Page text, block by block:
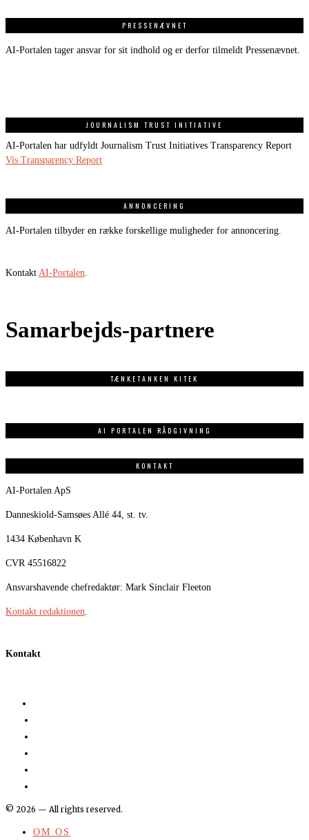
PRESSENÆVNET
AI-Portalen tager ansvar for sit indhold og er derfor tilmeldt Pressenævnet.
JOURNALISM TRUST INITIATIVE
AI-Portalen har udfyldt Journalism Trust Initiatives Transparency Report
Vis Transparency Report
ANNONCERING
AI-Portalen tilbyder en række forskellige muligheder for annoncering.
Kontakt AI-Portalen
Samarbejds-partnere
TÆNKETANKEN KITEK
AI PORTALEN RÅDGIVNING
KONTAKT
AI-Portalen ApS
Danneskiold-Samsøes Allé 44, st. tv.
1434 København K
CVR 45516822
Ansvarshavende chefredaktør: Mark Sinclair Fleeton
Kontakt redaktionen
Kontakt
© 2026 — All rights reserved.
OM OS